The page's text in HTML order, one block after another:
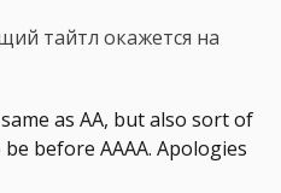
тайтл окажется на
as AA, but also sort of
before AAAA. Apologies